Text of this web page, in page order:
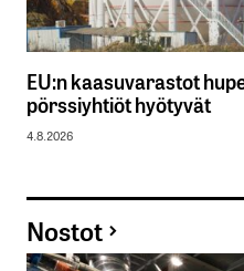
EU:n kaasuvarastot
pörssiyhtiöt hyötyvät
4.8.2026
Nostot